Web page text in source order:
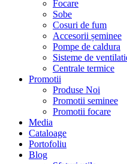
Focare
Sobe
Cosuri de fum
Accesorii șeminee
Pompe de caldura
Sisteme de
Centrale termice
Promotii
Produse Noi
Promotii seminee
Promotii focare
Media
Cataloage
Portofoliu
Blog